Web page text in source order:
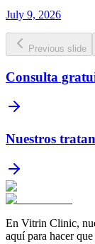
July 9, 2026
Previous slide
Consulta
Nuestros
En Vitrin Clinic,
aquí para hacer